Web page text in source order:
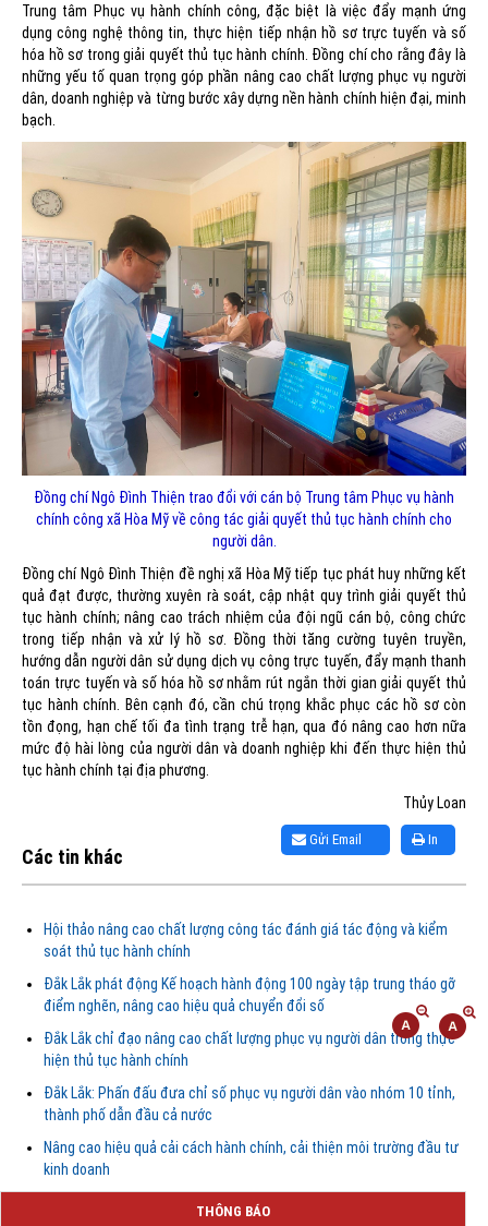
Trung tâm Phục vụ hành chính công, đặc biệt là việc đẩy mạnh ứng
dụng công nghệ thông tin, thực hiện tiếp nhận hồ sơ trực tuyến và số
hóa hồ sơ trong giải quyết thủ tục hành chính. Đồng chí cho rằng đây là
những yếu tố quan trọng góp phần nâng cao chất lượng phục vụ người
dân, doanh nghiệp và từng bước xây dựng nền hành chính hiện đại, minh
bạch.
Đồng chí Ngô Đình Thiện trao đổi với cán bộ Trung tâm Phục vụ hành
chính công xã Hòa Mỹ về công tác giải quyết thủ tục hành chính cho
người dân.
Đồng chí Ngô Đình Thiện đề nghị xã Hòa Mỹ tiếp tục phát huy những kết
quả đạt được, thường xuyên rà soát, cập nhật quy trình giải quyết thủ
tục hành chính; nâng cao trách nhiệm của đội ngũ cán bộ, công chức
trong tiếp nhận và xử lý hồ sơ. Đồng thời tăng cường tuyên truyền,
hướng dẫn người dân sử dụng dịch vụ công trực tuyến, đẩy mạnh thanh
toán trực tuyến và số hóa hồ sơ nhằm rút ngắn thời gian giải quyết thủ
tục hành chính. Bên cạnh đó, cần chú trọng khắc phục các hồ sơ còn
tồn đọng, hạn chế tối đa tình trạng trễ hạn, qua đó nâng cao hơn nữa
mức độ hài lòng của người dân và doanh nghiệp khi đến thực hiện thủ
tục hành chính tại địa phương.
Thủy Loan
In
Gửi Email
Các tin khác
Hội thảo nâng cao chất lượng công tác đánh giá tác động và kiểm
soát thủ tục hành chính
Đắk Lắk phát động Kế hoạch hành động 100 ngày tập trung tháo gỡ
điểm nghẽn, nâng cao hiệu quả chuyển đổi số
Đắk Lắk chỉ đạo nâng cao chất lượng phục vụ người dân trong thực
hiện thủ tục hành chính
Đắk Lắk: Phấn đấu đưa chỉ số phục vụ người dân vào nhóm 10 tỉnh,
thành phố dẫn đầu cả nước
Nâng cao hiệu quả cải cách hành chính, cải thiện môi trường đầu tư
kinh doanh
THÔNG BÁO
Quyết định Về việc bãi bỏ một số văn bảng quy phạm pháp luật trong